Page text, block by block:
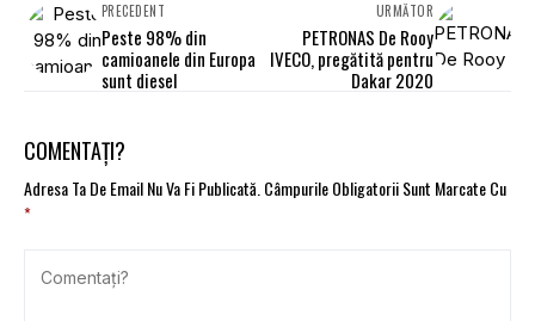
PRECEDENT
Peste 98% din
camioanele din Europa
sunt diesel
URMĂTOR
PETRONAS De Rooy
IVECO, pregătită pentru
Dakar 2020
COMENTAȚI?
Adresa Ta De Email Nu Va Fi Publicată. Câmpurile Obligatorii Sunt Marcate Cu
*